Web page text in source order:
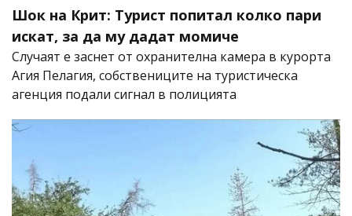
Шок на Крит: Турист попитал колко пари
искат, за да му дадат момиче
Случаят е заснет от охранителна камера в курорта
Агия Пелагия, собствениците на туристическа
агенция подали сигнал в полицията